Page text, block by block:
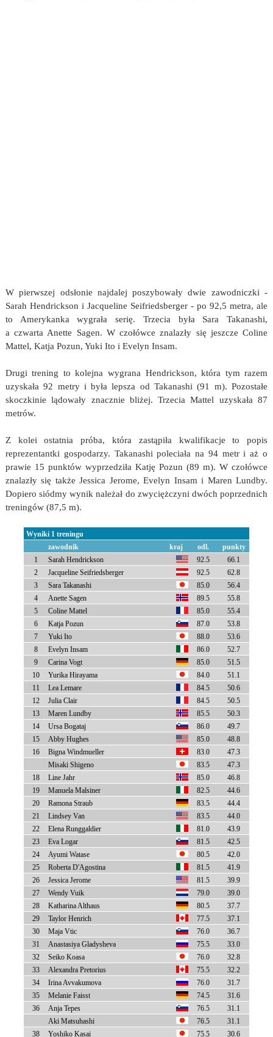
W pierwszej odsłonie najdalej poszybowały dwie zawodniczki -
Sarah Hendrickson i Jacqueline Seifriedsberger - po 92,5 metra, ale
to Amerykanka wygrała serię. Trzecia była Sara Takanashi,
a czwarta Anette Sagen. W czołówce znalazły się jeszcze Coline
Mattel, Katja Pozun, Yuki Ito i Evelyn Insam.
Drugi trening to kolejna wygrana Hendrickson, która tym razem
uzyskała 92 metry i była lepsza od Takanashi (91 m). Pozostałe
skoczkinie lądowały znacznie bliżej. Trzecia Mattel uzyskała 87
metrów.
Z kolei ostatnia próba, która zastąpiła kwalifikacje to popis
reprezentantki gospodarzy. Takanashi poleciała na 94 metr i aż o
prawie 15 punktów wyprzedziła Katję Pozun (89 m). W czołówce
znalazły się także Jessica Jerome, Evelyn Insam i Maren Lundby.
Dopiero siódmy wynik należał do zwyciężczyni dwóch poprzednich
treningów (87,5 m).
Wyniki 1 treningu
zawodnik
kraj odl.
punkty
1
Sarah Hendrickson 92.5
66.1
2
Jacqueline Seifriedsberger 92.5
62.8
3
Sara Takanashi 85.0
56.4
4
Anette Sagen 89.5
55.8
5
Coline Mattel 85.0
55.4
6
Katja Pozun 87.0
53.8
7
Yuki Ito 88.0
53.6
8
Evelyn Insam 86.0
52.7
9
Carina Vogt 85.0
51.5
10
Yurika Hirayama 84.0
51.1
11
Lea Lemare 84.5
50.6
12
Julia Clair 84.5
50.5
13
Maren Lundby 85.5
50.3
14
Ursa Bogataj 86.0
49.7
15
Abby Hughes 85.0
48.8
16
Bigna Windmueller 83.0
47.3
Misaki Shigeno
83.5
47.3
18
Line Jahr 85.0
46.8
19
Manuela Malsiner 82.5
44.6
20
Ramona Straub 83.5
44.4
21
Lindsey Van 83.5
44.0
22
Elena Runggaldier 81.0
43.9
23
Eva Logar 81.5
42.5
24
Ayumi Watase 80.5
42.0
25
Roberta D'Agostina 81.5
41.9
26
Jessica Jerome 81.5
39.9
27
Wendy Vuik 79.0
39.0
28
Katharina Althaus 80.5
37.7
29
Taylor Henrich 77.5
37.1
30
Maja Vtic 76.0
36.7
31
Anastasiya Gladysheva 75.5
33.0
32
Seiko Koasa 76.0
32.8
33
Alexandra Pretorius 75.5
32.2
34
Irina Avvakumova 76.0
31.7
35
Melanie Faisst 74.5
31.6
36
Anja Tepes 76.5
31.1
Aki Matsuhashi
76.5
31.1
38
Yoshiko Kasai 75.5 30.6